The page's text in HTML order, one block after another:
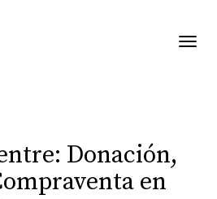
Donación,
en